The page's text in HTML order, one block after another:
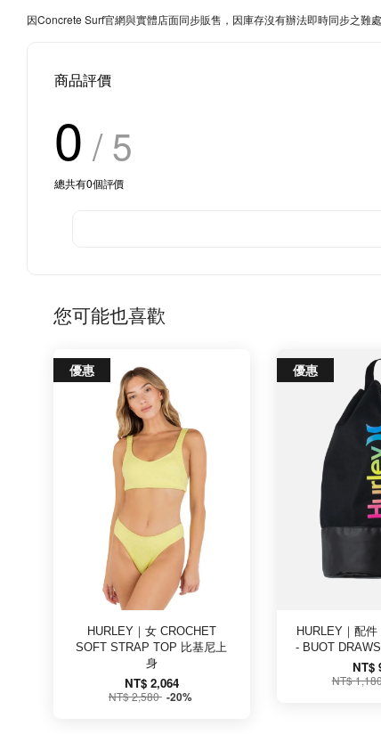
因Concrete Surf官網與實體店面同步販售，因庫存沒有辦法即時同步之難
商品評價
0 / 5
總共有0個評價
您可能也喜歡
優惠
HURLEY｜女 CROCHET
SOFT STRAP TOP 比基尼上
身
NT$ 2,064
NT$ 2,580 -20%
優惠
HURLEY｜配
- BUOT
NT$
NT$